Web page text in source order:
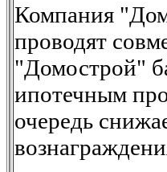
Компания
проводят
"Домострой"
ипотечным
очередь